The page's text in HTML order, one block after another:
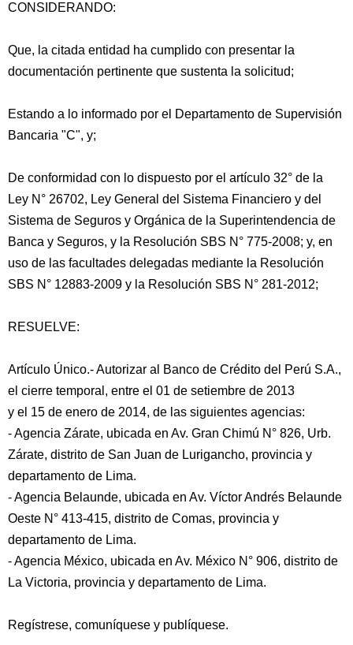
CONSIDERANDO:
Que, la citada entidad ha cumplido con presentar la
documentación pertinente que sustenta la solicitud;
Estando a lo informado por el Departamento de Supervisión
Bancaria "C", y;
De conformidad con lo dispuesto por el artículo 32° de la
Ley N° 26702, Ley General del Sistema Financiero y del
Sistema de Seguros y Orgánica de la Superintendencia de
Banca y Seguros, y la Resolución SBS N° 775-2008; y, en
uso de las facultades delegadas mediante la Resolución
SBS N° 12883-2009 y la Resolución SBS N° 281-2012;
RESUELVE:
Artículo Único.- Autorizar al Banco de Crédito del Perú S.A.,
el cierre temporal, entre el 01 de setiembre de 2013
y el 15 de enero de 2014, de las siguientes agencias:
- Agencia Zárate, ubicada en Av. Gran Chimú N° 826, Urb.
Zárate, distrito de San Juan de Lurigancho, provincia y
departamento de Lima.
- Agencia Belaunde, ubicada en Av. Víctor Andrés Belaunde
Oeste N° 413-415, distrito de Comas, provincia y
departamento de Lima.
- Agencia México, ubicada en Av. México N° 906, distrito de
La Victoria, provincia y departamento de Lima.
Regístrese, comuníquese y publíquese.